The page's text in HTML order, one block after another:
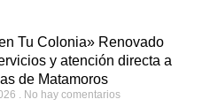
Tu Colonia» Renovado
y atención directa a
de Matamoros
No hay comentarios